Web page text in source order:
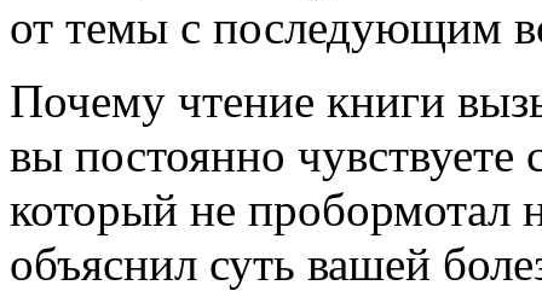
от темы с последующим
Почему чтение книги
вы постоянно чувствуете
который не пробормотал
объяснил суть вашей